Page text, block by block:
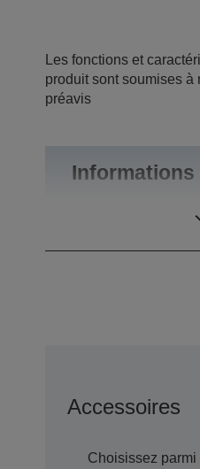
Les fonctions et
produit sont soumises à
préavis
Informations
Accessoires
Choisissez